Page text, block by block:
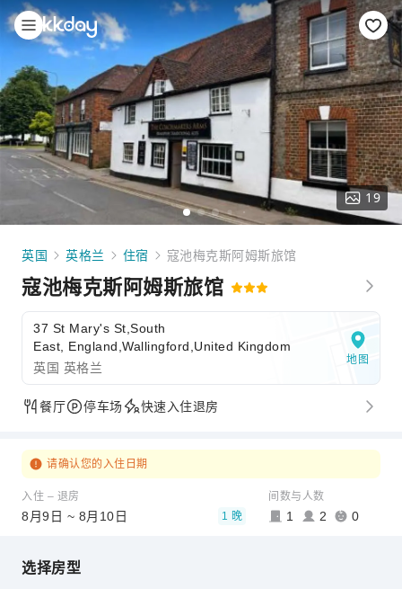
19
英国 英格兰 住宿 寇池梅克斯阿姆斯旅馆
寇池梅克斯阿姆斯旅馆
37 St Mary's St,South
East, England,Wallingford,United Kingdom
英国 英格兰
地图
餐厅 停车场 快速入住退房
请确认您的入住日期
入住 – 退房
8月9日 ~ 8月10日 1 晚
间数与人数
1 2 0
选择房型